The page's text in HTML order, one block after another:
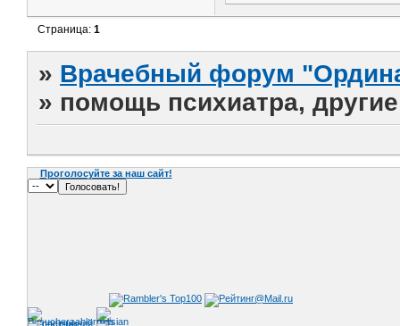
Страница:1
» Врачебный форум
» помощь психиатра,
Проголосуйте за наш сайт!